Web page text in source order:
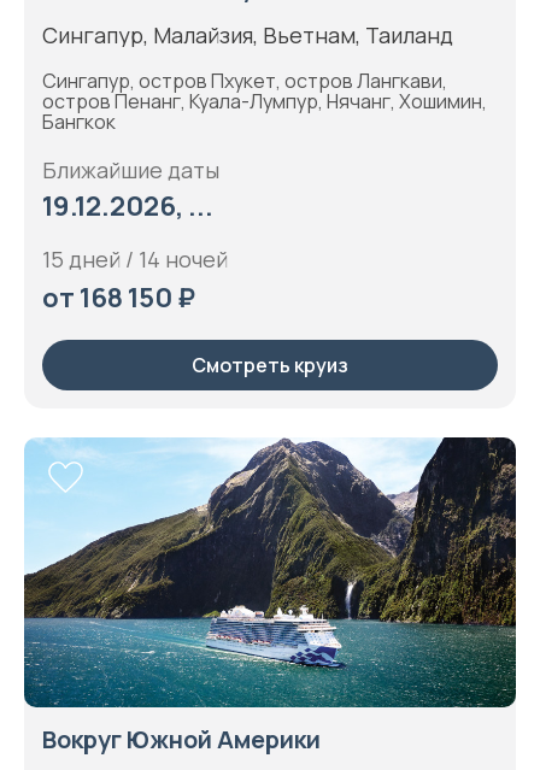
Сингапур, Малайзия, Вьетнам, Таиланд
Сингапур, остров Пхукет, остров Лангкави,
остров Пенанг, Куала-Лумпур, Нячанг, Хошимин,
Бангкок
Ближайшие даты
19.12.2026, ...
15 дней / 14 ночей
от 168 150 ₽
Смотреть круиз
Вокруг Южной Америки